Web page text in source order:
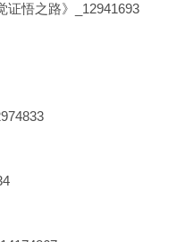
证悟之路》_12941693